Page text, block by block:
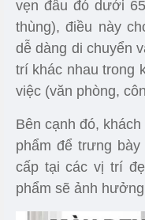
vẹn đâu đó dưới
thùng), điều này
dễ dàng di chuyển
trí khác nhau trong
việc (văn phòng,
Bên cạnh đó,
phẩm để trưng
cấp tại các vị trí
phẩm sẽ ảnh